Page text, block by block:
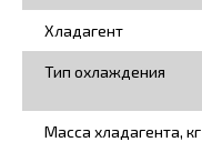
Хладагент
Тип охлаждения
Масса хладагента, кг